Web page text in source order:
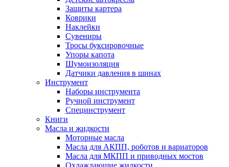
Защиты картера
Коврики
Наклейки
Сувениры
Тросы буксировочные
Упоры капота
Шумоизоляция
Датчики давления в шинах
Инструмент
Наборы инструмента
Ручной инструмент
Специнструмент
Книги
Масла и жидкости
Моторные масла
Масла для АКПП, роботов и вариаторов
Масла для МКПП и приводных мостов
Охлаждающие жидкости